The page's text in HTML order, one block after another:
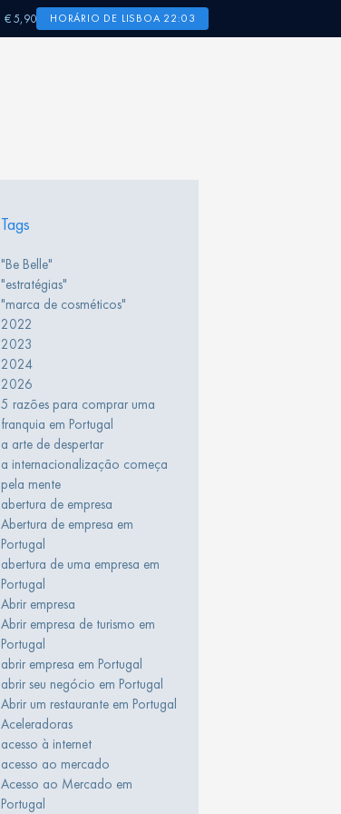
€ 5,90 HORÁRIO DE LISBOA 22:03
Tags
"Be Belle"
"estratégias"
"marca de cosméticos"
2022
2023
2024
2026
5 razões para comprar uma
franquia em Portugal
a arte de despertar
a internacionalização começa
pela mente
abertura de empresa
Abertura de empresa em
Portugal
abertura de uma empresa em
Portugal
Abrir empresa
Abrir empresa de turismo em
Portugal
abrir empresa em Portugal
abrir seu negócio em Portugal
Abrir um restaurante em Portugal
Aceleradoras
acesso à internet
acesso ao mercado
Acesso ao Mercado em
Portugal